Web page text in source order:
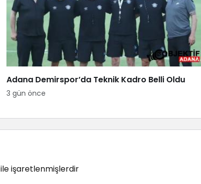
Adana Demirspor’da Teknik Kadro Belli Oldu
3 gün önce
ile işaretlenmişlerdir